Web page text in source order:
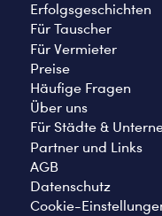
Erfolgsgeschichten
Für Tauscher
Für Vermieter
Preise
Häufige Fragen
Über uns
Für Städte &
Partner und Links
AGB
Datenschutz
Cookie-